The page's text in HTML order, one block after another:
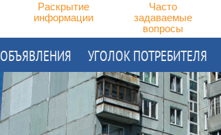
Раскрытие
информации
Часто
задаваемые
вопросы
ОБЪЯВЛЕНИЯ УГОЛОК ПОТРЕБИТЕЛЯ